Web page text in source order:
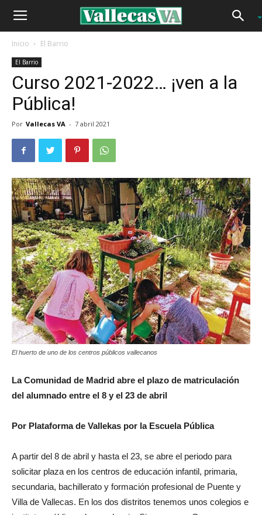
Inicio El Barrio
El Barrio
Curso 2021-2022… ¡ven a la
Pública!
Por Vallecas VA - 7 abril 2021
El huerto de uno de los centros públicos vallecanos
La Comunidad de Madrid abre el plazo de matriculación
del alumnado entre el 8 y el 23 de abril
Por Plataforma de Vallekas por la Escuela Pública
A partir del 8 de abril y hasta el 23, se abre el periodo para
solicitar plaza en los centros de educación infantil, primaria,
secundaria, bachillerato y formación profesional de Puente y
Villa de Vallecas. En los dos distritos tenemos unos colegios e